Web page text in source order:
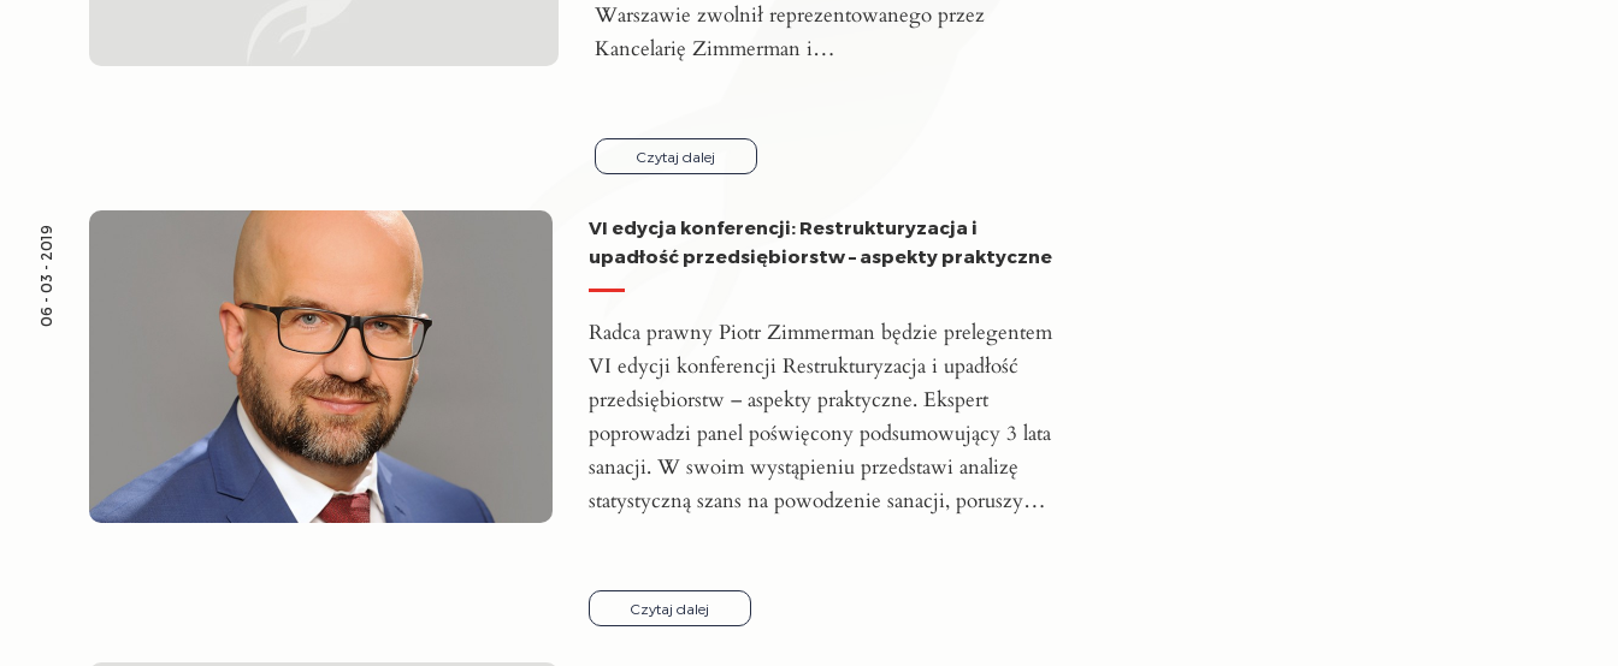
Warszawie zwolnił reprezentowanego przez
Kancelarię Zimmerman i…
Czytaj dalej
06 - 03 - 2019
VI edycja konferencji: Restrukturyzacja i
upadłość przedsiębiorstw – aspekty praktyczne
Radca prawny Piotr Zimmerman będzie prelegentem
VI edycji konferencji Restrukturyzacja i upadłość
przedsiębiorstw – aspekty praktyczne. Ekspert
poprowadzi panel poświęcony podsumowujący 3 lata
sanacji. W swoim wystąpieniu przedstawi analizę
statystyczną szans na powodzenie sanacji, poruszy…
Czytaj dalej